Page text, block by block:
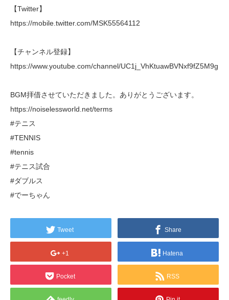
【Twitter】
https://mobile.twitter.com/MSK55564112
【チャンネル登録】
https://www.youtube.com/channel/UC1j_VhKtuawBVNxf9fZ5M9g
BGM拝借させていただきました。ありがとうございます。
https://noiselessworld.net/terms
#テニス
#TENNIS
#tennis
#テニス試合
#ダブルス
#でーちゃん
Tweet Share
+1 Hatena
Pocket RSS